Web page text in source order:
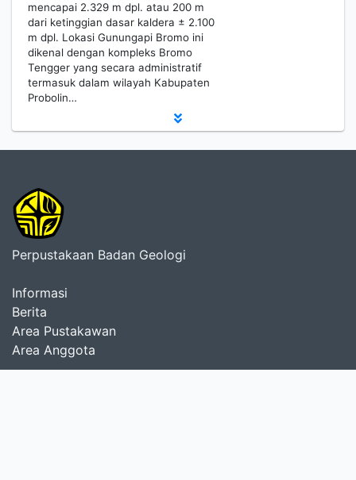
mencapai 2.329 m dpl. atau 200 m
dari ketinggian dasar kaldera ± 2.100
m dpl. Lokasi Gunungapi Bromo ini
dikenal dengan kompleks Bromo
Tengger yang secara administratif
termasuk dalam wilayah Kabupaten
Probolin…
Perpustakaan Badan Geologi
Informasi
Berita
Area Pustakawan
Area Anggota